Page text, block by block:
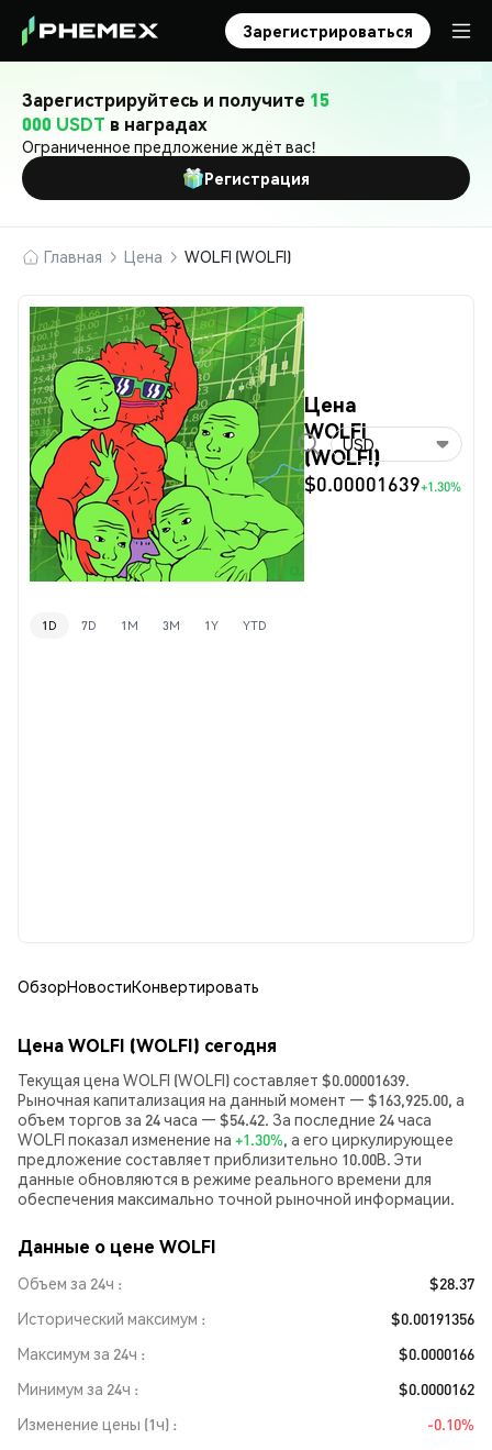
Зарегистрироваться
Зарегистрируйтесь и получите 15
000 USDT в наградах
Ограниченное предложение ждёт вас!
Регистрация
Главная Цена WOLFI (WOLFI)
Цена
WOLFI
(WOLFI)
$0.00001639+1.30%
USD
1D 7D 1M 3M 1Y YTD
ОбзорНовостиКонвертировать
Цена WOLFI (WOLFI) сегодня
Текущая цена WOLFI (WOLFI) составляет $0.00001639.
Рыночная капитализация на данный момент — $163,925.00, а
объем торгов за 24 часа — $54.42. За последние 24 часа
WOLFI показал изменение на +1.30%, а его циркулирующее
предложение составляет приблизительно 10.00B. Эти
данные обновляются в режиме реального времени для
обеспечения максимально точной рыночной информации.
Данные о цене WOLFI
Объем за 24ч
$28.37
Исторический максимум
$0.00191356
Максимум за 24ч
$0.0000166
Минимум за 24ч
$0.0000162
Изменение цены (1ч)
-0.10%